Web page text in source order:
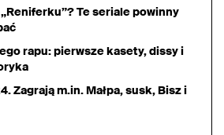
Te seriale powinny
rapu: pierwsze kasety, dissy i
Zagrają m.in. Małpa, susk, Bisz i